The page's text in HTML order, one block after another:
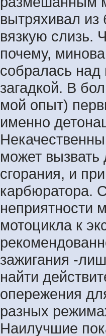
вытряхивал
вязкую слизь.
почему,
собралась над
загадкой. В
мой опыт)
именно
может
сгорания, и
карбюратора.
неприятности
мотоцикла к
зажигания -
найти
опережения
разных
Наилучшие